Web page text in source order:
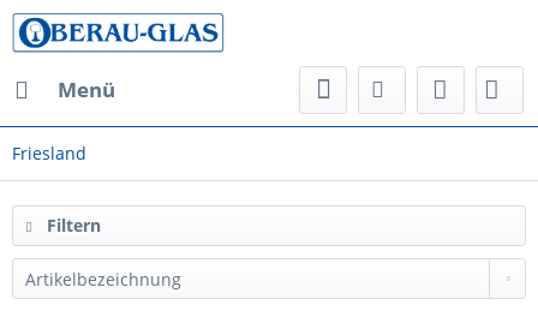
Menü
Friesland
Filtern